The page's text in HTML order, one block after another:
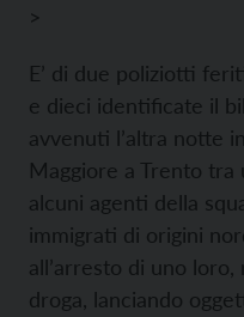
>
E’ di due poliziotti
e dieci identificate il
avvenuti l’altra notte
Maggiore a Trento
alcuni agenti della
immigrati di origini
all’arresto di uno
droga, lanciando